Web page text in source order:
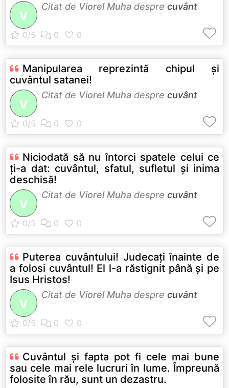
V
Citat de Viorel Muha despre cuvânt
Manipularea reprezintă chipul şi
cuvântul satanei!
V
Citat de Viorel Muha despre cuvânt
Niciodată să nu întorci spatele celui ce
ţi-a dat: cuvântul, sfatul, sufletul şi inima
deschisă!
V
Citat de Viorel Muha despre cuvânt
Puterea cuvântului! Judecaţi înainte de
a folosi cuvântul! El l-a răstignit până şi pe
Isus Hristos!
V
Citat de Viorel Muha despre cuvânt
Cuvântul şi fapta pot fi cele mai bune
sau cele mai rele lucruri în lume. Împreună
folosite în rău, sunt un dezastru.